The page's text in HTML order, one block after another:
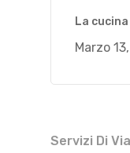
La
Marzo
Servizi Di